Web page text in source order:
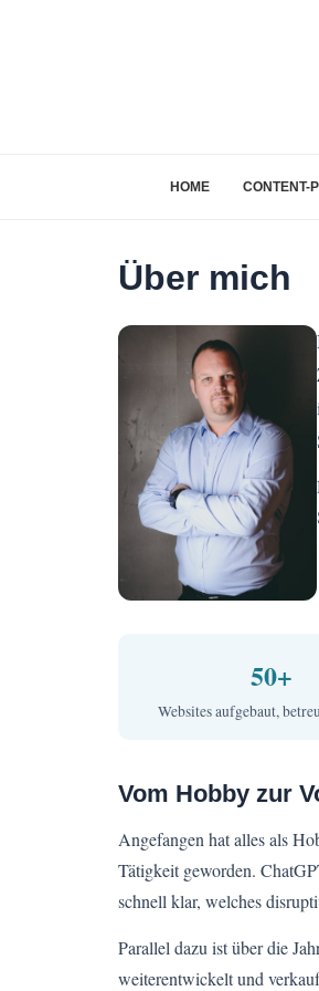
HOME CONTENT-
Über mich
50+
Websites aufgebaut,
Vom Hobby zur
Angefangen hat alles als
Tätigkeit geworden.
schnell klar, welches
Parallel dazu ist über die
weiterentwickelt und